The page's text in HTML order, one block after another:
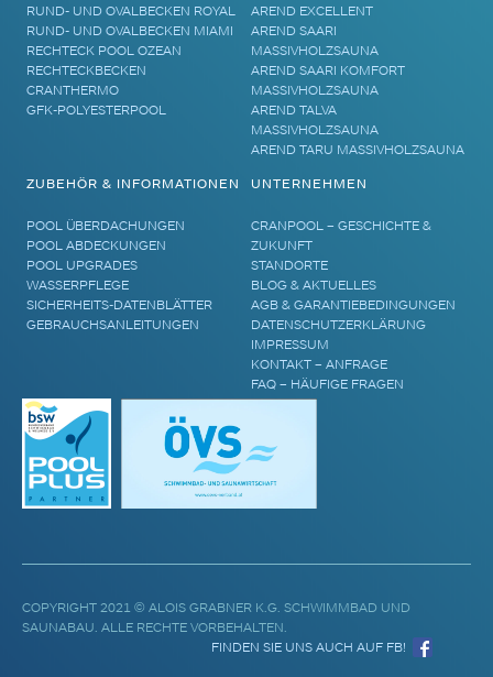
RUND- UND OVALBECKEN ROYAL
RUND- UND OVALBECKEN MIAMI
RECHTECK POOL OZEAN
RECHTECKBECKEN
CRANTHERMO
GFK-POLYESTERPOOL
AREND EXCELLENT
AREND SAARI
MASSIVHOLZSAUNA
AREND SAARI KOMFORT
MASSIVHOLZSAUNA
AREND TALVA
MASSIVHOLZSAUNA
AREND TARU MASSIVHOLZSAUNA
ZUBEHÖR & INFORMATIONEN
POOL ÜBERDACHUNGEN
POOL ABDECKUNGEN
POOL UPGRADES
WASSERPFLEGE
SICHERHEITS-DATENBLÄTTER
GEBRAUCHSANLEITUNGEN
UNTERNEHMEN
CRANPOOL – GESCHICHTE &
ZUKUNFT
STANDORTE
BLOG & AKTUELLES
AGB & GARANTIEBEDINGUNGEN
DATENSCHUTZERKLÄRUNG
IMPRESSUM
KONTAKT – ANFRAGE
FAQ – HÄUFIGE FRAGEN
COPYRIGHT 2021 © ALOIS GRABNER K.G. SCHWIMMBAD UND
SAUNABAU. ALLE RECHTE VORBEHALTEN.
FINDEN SIE UNS AUCH AUF FB!